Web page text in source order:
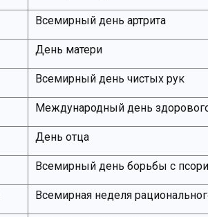
Всемирный день артрита
День матери
Всемирный день чистых рук
Международный день
День отца
Всемирный день борьбы с
Всемирная неделя